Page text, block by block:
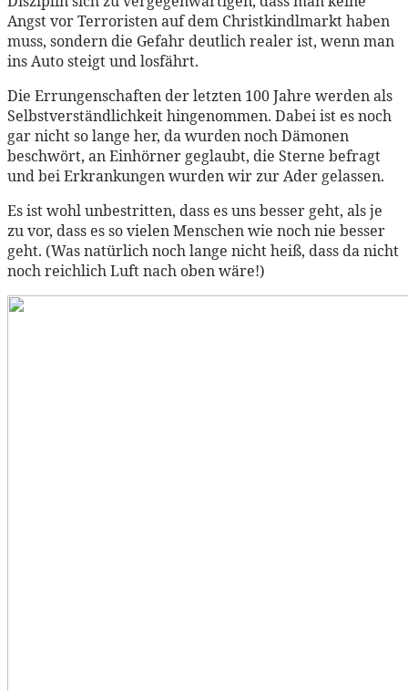
Angst vor Terroristen auf dem Christkindlmarkt haben
muss, sondern die Gefahr deutlich realer ist, wenn man
ins Auto steigt und losfährt.
Die Errungenschaften der letzten 100 Jahre werden als
Selbstverständlichkeit hingenommen. Dabei ist es noch
gar nicht so lange her, da wurden noch Dämonen
beschwört, an Einhörner geglaubt, die Sterne befragt
und bei Erkrankungen wurden wir zur Ader gelassen.
Es ist wohl unbestritten, dass es uns besser geht, als je
zu vor, dass es so vielen Menschen wie noch nie besser
geht. (Was natürlich noch lange nicht heiß, dass da nicht
noch reichlich Luft nach oben wäre!)